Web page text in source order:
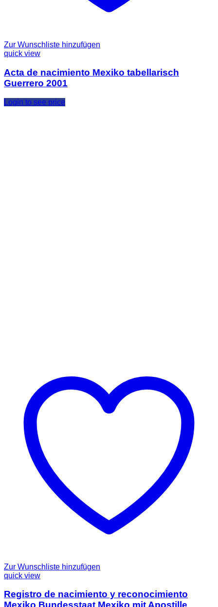
Zur Wunschliste hinzufügen
quick view
Acta de nacimiento Mexiko tabellarisch
Guerrero 2001
Login to see price
Zur Wunschliste hinzufügen
quick view
Registro de nacimiento y reconocimiento